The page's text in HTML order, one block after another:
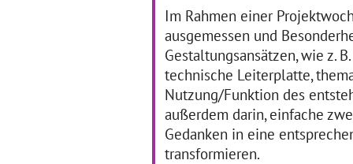
Im Rahmen einer
ausgemessen und
Gestaltungsansätzen, wie z.
technische Leiterplatte,
Nutzung/Funktion des
außerdem darin, einfache
Gedanken in eine
transformieren.
17.01.2012
Schüler aus den
Regelschulen Tanna, Schleiz
und Hirschberg denken über
eine kreative Schule nach
„Man muss nur ein bisschen
verrückt sein, um was Neues
auszuprobieren,“ … mehr
Im